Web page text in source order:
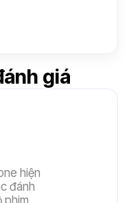
giá
hiện
đánh
phim